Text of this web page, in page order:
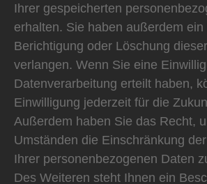
Ihrer gespeicherten
erhalten. Sie haben außerdem ein
Berichtigung oder Löschung
verlangen. Wenn Sie eine
Datenverarbeitung erteilt haben,
Einwilligung jederzeit für die
Außerdem haben Sie das Recht,
Umständen die Einschränkung
Ihrer personenbezogenen Daten
Des Weiteren steht Ihnen ein